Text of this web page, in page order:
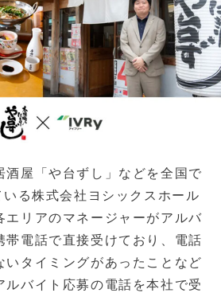
酒屋「や台ずし」などを全国で
る株式会社ヨシックスホール
エリアのマネージャーがアルバ
帯電話で直接受けており、電話
いタイミングがあったことなど
ルバイト応募の電話を本社で受